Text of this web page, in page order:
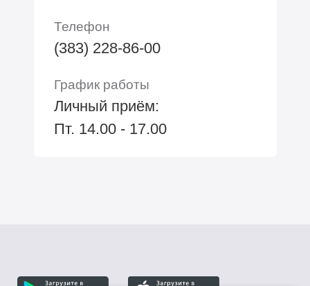
Телефон
(383) 228-86-00
График работы
Личный приём:
Пт. 14.00 - 17.00